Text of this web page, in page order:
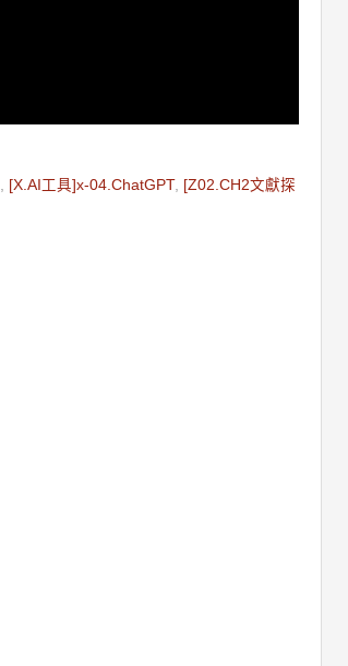
[X.AI工具]x-04.ChatGPT, [Z02.CH2文獻探